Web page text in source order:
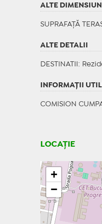
ALTE DIMENSIUNI
SUPRAFAȚĂ
ALTE DETALII
DESTINATII :
INFORMAŢII
COMISION
LOCAȚIE
+
−